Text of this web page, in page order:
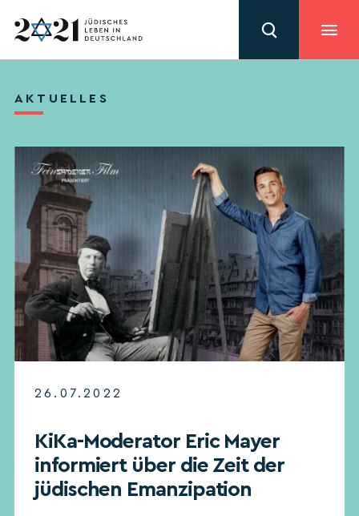
AKTUELLES
26.07.2022
KiKa-Moderator Eric Mayer
informiert über die Zeit der
jüdischen Emanzipation